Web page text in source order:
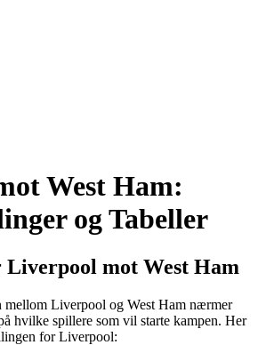
West Ham:
og Tabeller
mot West Ham
mellom Liverpool og West Ham nærmer
hvilke spillere som vil starte kampen. Her
for Liverpool: